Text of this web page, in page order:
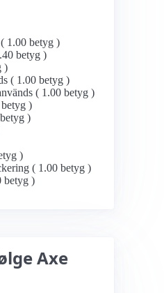
1.00 betyg )
betyg )
)
( 1.00 betyg )
( 1.00 betyg )
)
)
)
( 1.00 betyg )
betyg )
Axe